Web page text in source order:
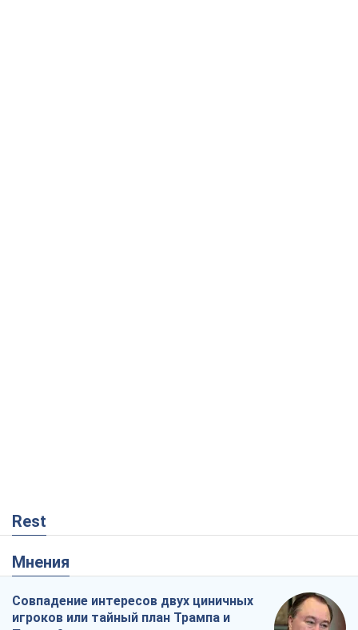
Rest
Мнения
Совпадение интересов двух циничных
игроков или тайный план Трампа и